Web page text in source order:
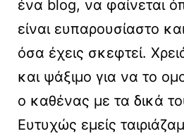
ένα blog, να φαίνεται
είναι ευπαρουσίαστο
όσα έχεις σκεφτεί.
και ψάξιμο για να το
ο καθένας με τα δικά
Ευτυχώς εμείς